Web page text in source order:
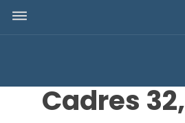
dehaze
Cadres